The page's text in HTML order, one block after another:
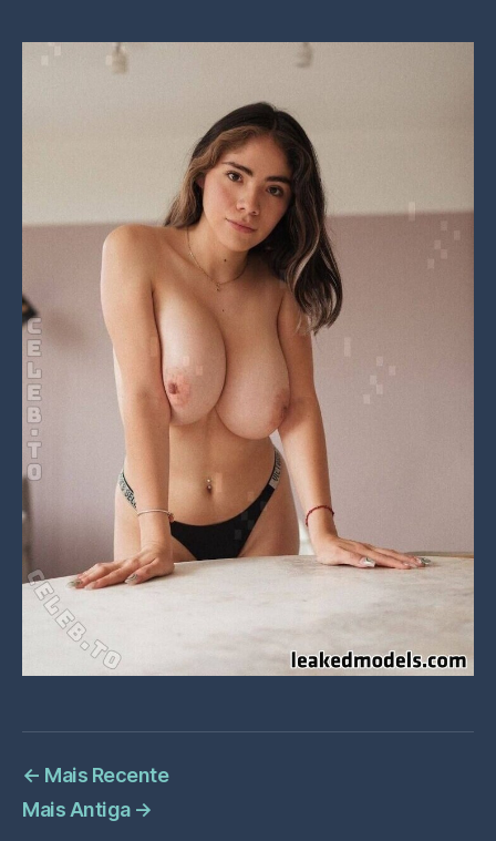
← Mais Recente
Mais Antiga →